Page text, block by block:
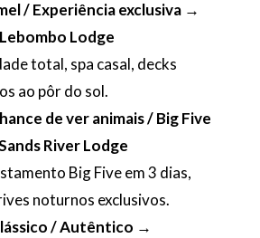
/ Experiência exclusiva →
Lodge
total, spa casal, decks
ao pôr do sol.
de ver animais / Big Five
River Lodge
Big Five em 3 dias,
noturnos exclusivos.
/ Autêntico →